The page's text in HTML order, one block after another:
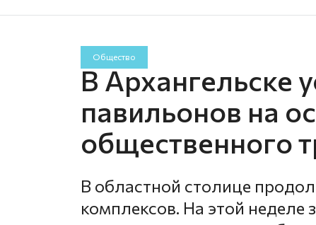
Общество
В Архангельске
павильонов на
общественного
В областной столице
комплексов. На этой неделе